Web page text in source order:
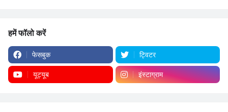
हमें फॉलो करें
फेसबुक ट्विटर
यूट्यूब इंस्टाग्राम